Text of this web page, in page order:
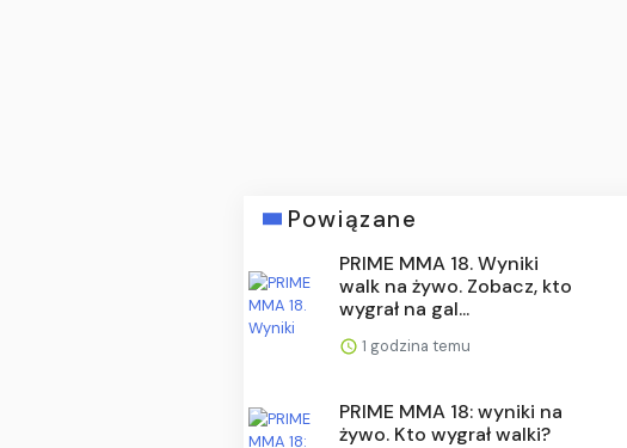
Powiązane
PRIME MMA 18. Wyniki
walk na żywo. Zobacz, kto
wygrał na gal...
1 godzina temu
PRIME MMA 18: wyniki na
żywo. Kto wygrał walki?